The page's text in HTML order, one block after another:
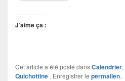
J’aime ça :
Cet article a été posté dansCalendrier,
Quichottine . Enregistrer le permalien.